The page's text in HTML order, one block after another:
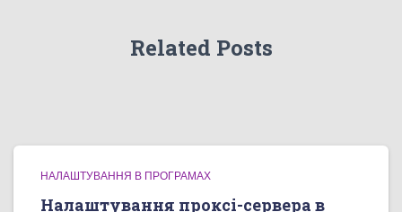
Related Posts
НАЛАШТУВАННЯ В ПРОГРАМАХ
Налаштування проксі-сервера в